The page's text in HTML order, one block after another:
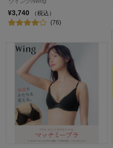
¥3,740
（税込）
(76)